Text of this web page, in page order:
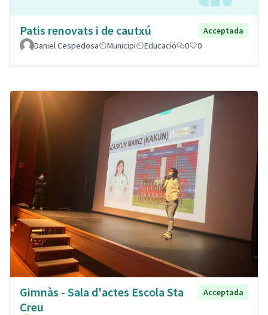
Patis renovats i de cautxú
Acceptada
Daniel Cespedosa
Municipi Educació 0 0
Gimnàs - Sala d'actes Escola Sta
Creu
Acceptada